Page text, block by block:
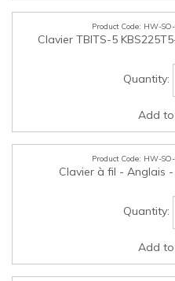
HW-SO-
Clavier à fil - Anglais -
HW-SO-